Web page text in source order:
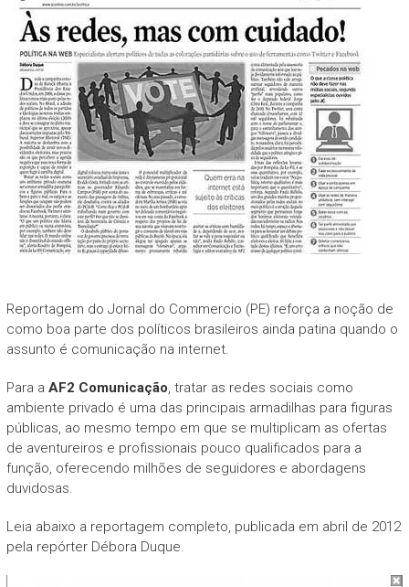
Reportagem do Jornal do Commercio (PE) reforça a noção de
como boa parte dos políticos brasileiros ainda patina quando o
assunto é comunicação na internet.
Para a AF2 Comunicação, tratar as redes sociais como
ambiente privado é uma das principais armadilhas para figuras
públicas, ao mesmo tempo em que se multiplicam as ofertas
de aventureiros e profissionais pouco qualificados para a
função, oferecendo milhões de seguidores e abordagens
duvidosas.
Leia abaixo a reportagem completo, publicada em abril de 2012
pela repórter Débora Duque.